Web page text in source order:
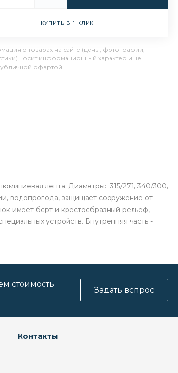
КУПИТЬ В 1 КЛИК
о товарах на сайте (цены, фотографии,
носит информационный характер и не
офертой.
лента. Диаметры: 315/271, 340/300,
водопровода, защищает сооружение от
имеет борт и крестообразный рельеф,
устройств. Внутренняя часть -
стоимость
Задать вопрос
Контакты